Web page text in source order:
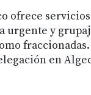
ofrece
urgente y
en